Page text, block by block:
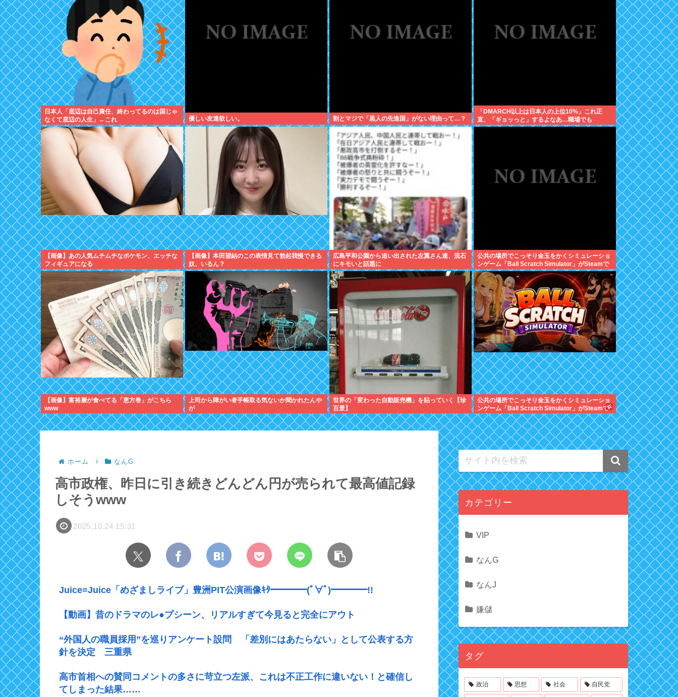
日本人「底辺は自己責任、終わってるのは国じゃ
なくて底辺の人生」←これ
優しい友達欲しい。 割とマジで「黒人の先進国」がない理由って…？
「DMARCH以上は日本人の上位10%」これ正
直、「ギョッっと」するよなあ…職場でも
MARCH同以下の低学歴とかあんまり観ない
【画像】あの人気ムチムチなポケモン、エッチな
フィギュアになる
【画像】本田望結のこの表情見て勃起我慢できる
奴、いるん？
広島平和公園から追い出された左翼さん達、流石
にキモいと話題に
公共の場所でこっそり金玉をかくシミュレーショ
ンゲーム「Ball Scratch Simulator」がSteamで
発表される
【画像】富裕層が食べてる「恵方巻」がこちら
www
上司から障がい者手帳取る気ないか聞かれたんや
が
世界の「変わった自動販売機」を貼っていく【珍
百景】
公共の場所でこっそり金玉をかくシミュレーショ
ンゲーム「Ball Scratch Simulator」がSteamで
発表される
ホーム なんG
高市政権、昨日に引き続きどんどん円が売られて最高値記録
しそうwww
2025.10.24 15:31
Juice=Juice「めざましライブ」豊洲PIT公演画像ｷﾀ━━━━(ﾟ∀ﾟ)━━━━!!
【動画】昔のドラマのレ●プシーン、リアルすぎて今見ると完全にアウト
“外国人の職員採用”を巡りアンケート設問 「差別にはあたらない」として公表する方
針を決定 三重県
高市首相への賛同コメントの多さに苛立つ左派、これは不正工作に違いない！と確信し
てしまった結果……
カテゴリー
VIP
なんG
なんJ
嫌儲
タグ
政治 思想 社会 自民党